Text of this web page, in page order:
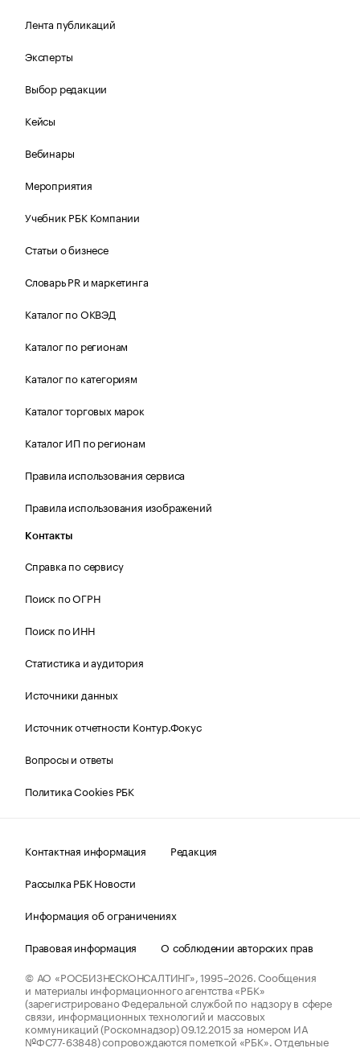
Лента публикаций
Эксперты
Выбор редакции
Кейсы
Вебинары
Мероприятия
Учебник РБК Компании
Статьи о бизнесе
Словарь PR и маркетинга
Каталог по ОКВЭД
Каталог по регионам
Каталог по категориям
Каталог торговых марок
Каталог ИП по регионам
Правила использования сервиса
Правила использования изображений
Контакты
Справка по сервису
Поиск по ОГРН
Поиск по ИНН
Статистика и аудитория
Источники данных
Источник отчетности Контур.Фокус
Вопросы и ответы
Политика Cookies РБК
Контактная информация
Редакция
Рассылка РБК Новости
Информация об ограничениях
Правовая информация
О соблюдении авторских прав
© АО «РОСБИЗНЕСКОНСАЛТИНГ»,1995–2026. Сообщения
и материалы информационного агентства «РБК»
(зарегистрировано Федеральной службой по надзору в сфере
связи, информационных технологий и массовых
коммуникаций (Роскомнадзор) 09.12.2015 за номером ИА
№ФС77-63848) сопровождаются пометкой «РБК». Отдельные